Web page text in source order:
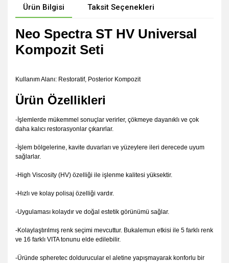
Ürün Bilgisi Taksit Seçenekleri
Neo Spectra ST HV Universal
Kompozit Seti
Kullanım Alanı: Restoratif, Posterior Kompozit
Ürün Özellikleri
-İşlemlerde mükemmel sonuçlar verirler, çökmeye dayanıklı ve çok
daha kalıcı restorasyonlar çıkarırlar.
-İşlem bölgelerine, kavite duvarları ve yüzeylere ileri derecede uyum
sağlarlar.
-High Viscosity (HV) özelliği ile işlenme kalitesi yüksektir.
-Hızlı ve kolay polisaj özelliği vardır.
-Uygulaması kolaydır ve doğal estetik görünümü sağlar.
-Kolaylaştırılmış renk seçimi mevcuttur. Bukalemun etkisi ile 5 farklı renk
ve 16 farklı VITA tonunu elde edilebilir.
-Üründe spheretec doldurucular el aletine yapışmayarak konforlu bir